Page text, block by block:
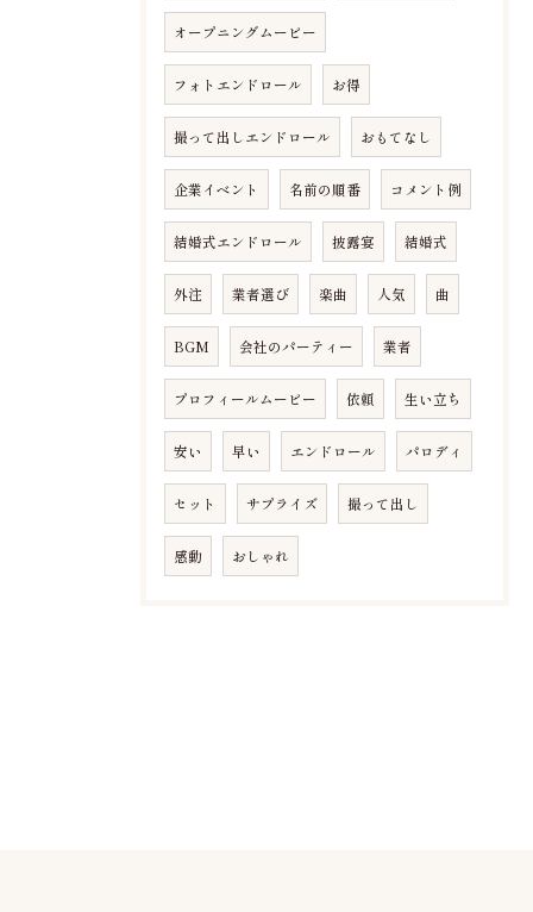
オープニングムービー
フォトエンドロール お得
撮って出しエンドロール おもてなし
企業イベント 名前の順番 コメント例
結婚式エンドロール 披露宴 結婚式
外注 業者選び 楽曲 人気 曲
BGM 会社のパーティー 業者
プロフィールムービー 依頼 生い立ち
安い 早い エンドロール パロディ
セット サプライズ 撮って出し
感動 おしゃれ